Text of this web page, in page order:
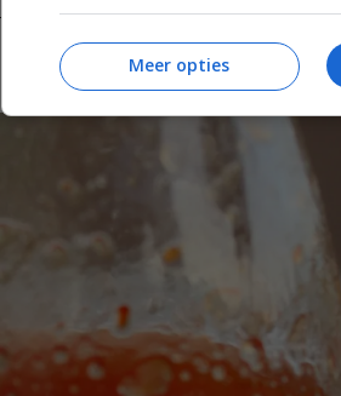
(alternatief: maak zelf door honing
Meer opties